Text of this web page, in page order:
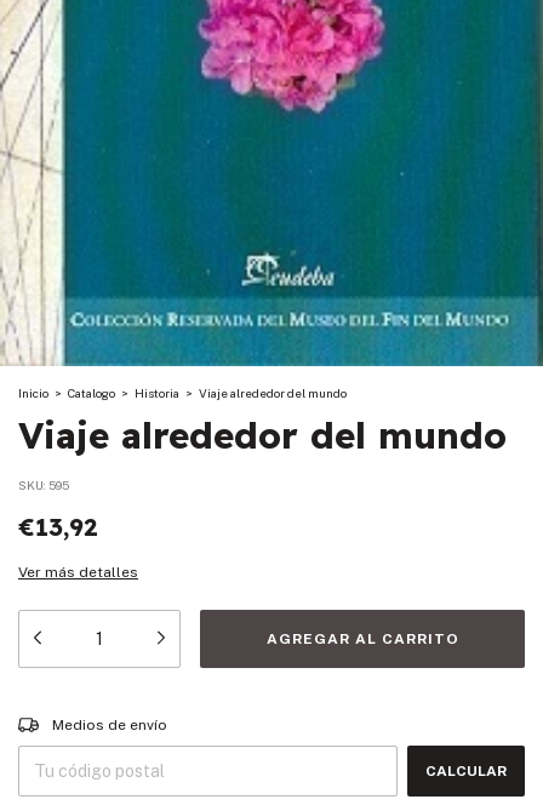
Inicio > Catalogo > Historia > Viaje alrededor del mundo
Viaje alrededor del mundo
SKU: 595
€13,92
Ver más detalles
Entregas para el CP:
Medios de envío
CALCULAR